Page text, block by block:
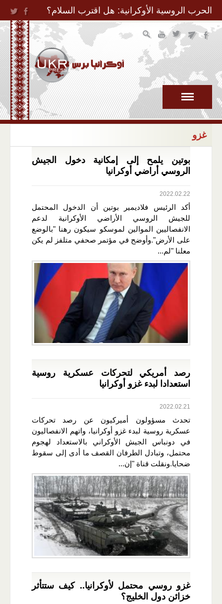
Jump to Navigation
الحرب الروسية الأوكرانية: هل اقترب السلام؟
غزو
بوتين يلمح إلى إمكانية دخول الجيش
الروسي أراضي أوكرانيا
2022.02.22
أكد الرئيس فلاديمير بوتين أن الدخول المحتمل
للجيش الروسي الأراضي الأوكرانية لدعم
الانفصاليين الموالين لموسكو سيكون رهنا "بالوضع
على الأرض".وأوضح في مؤتمر صحفي متلفز لم يكن
معلنا "لم...
رصد أمريكي لتحركات عسكرية روسية
استعدادا لبدء غزو أوكرانيا
2022.02.21
تحدث مسؤولون أميركيون عن رصد تحركات
عسكرية روسية لبدء غزو أوكرانيا، واتهم الانفصاليون
في دونباس الجيش الأوكراني بالاستعداد لهجوم
محتمل، وتبادل الطرفان القصف ما أدى إلى سقوط
ضحايا.ونقلت قناة "إن...
غزو روسي محتمل لأوكرانيا.. كيف ستتأثر
خزائن دول الخليج؟